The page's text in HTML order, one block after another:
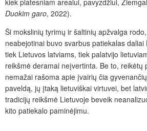
kiek platesniam arealui, pavyzdžiui,
Duokim garo, 2022).
Ši mokslinių tyrimų ir šaltinių apžvalga
neabejotinai buvo svarbus patiekalas
tiek Lietuvos latviams, tiek palatvijo
reikšmė deramai neįvertinta. Be to, reikėtų
nemažai rašoma apie įvairių čia
paveldą, jų įtaką lietuviškai virtuvei, bet
tradicijų reikšmė Lietuvoje beveik
kito patiekalo paminėjimu.